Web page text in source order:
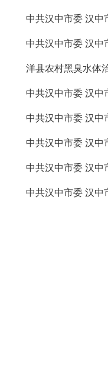
中共汉中市委 汉中
中共汉中市委 汉中
洋县农村黑臭水体
中共汉中市委 汉中
中共汉中市委 汉中
中共汉中市委 汉中
中共汉中市委 汉中
中共汉中市委 汉中